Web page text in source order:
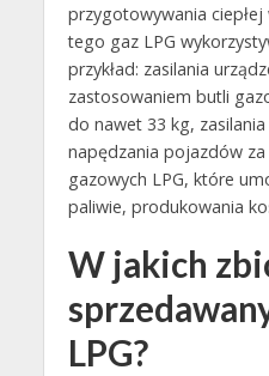
przygotowywania
tego gaz LPG
przykład: zasilania
zastosowaniem butli
do nawet 33 kg,
napędzania pojazdów
gazowych LPG, które
paliwie, produkowania
W jakich
LPG?